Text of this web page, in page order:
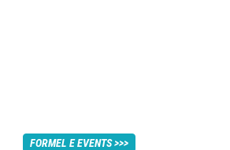
FORMEL E EVENTS